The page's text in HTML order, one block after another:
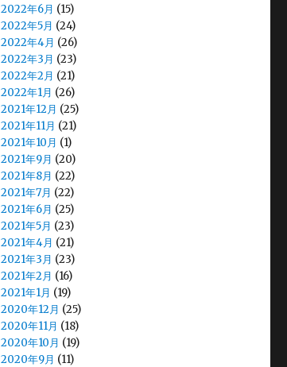
2022年6月 (15)
2022年5月 (24)
2022年4月 (26)
2022年3月 (23)
2022年2月 (21)
2022年1月 (26)
2021年12月 (25)
2021年11月 (21)
2021年10月 (1)
2021年9月 (20)
2021年8月 (22)
2021年7月 (22)
2021年6月 (25)
2021年5月 (23)
2021年4月 (21)
2021年3月 (23)
2021年2月 (16)
2021年1月 (19)
2020年12月 (25)
2020年11月 (18)
2020年10月 (19)
2020年9月 (11)